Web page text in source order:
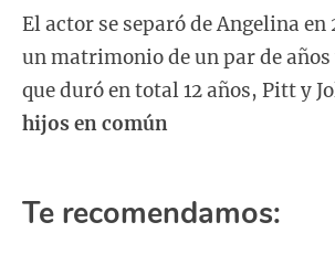
El actor se separó de Angelina en
un matrimonio de un par de
que duró en total 12 años, Pitt y
hijos en común
Te recomendamos: